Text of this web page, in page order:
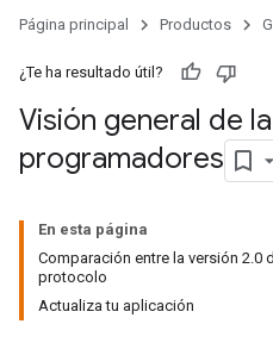
Página principal Productos
¿Te ha resultado útil?
Visión general de
programadores
En esta página
Comparación entre la versión 2.0
protocolo
Actualiza tu aplicación